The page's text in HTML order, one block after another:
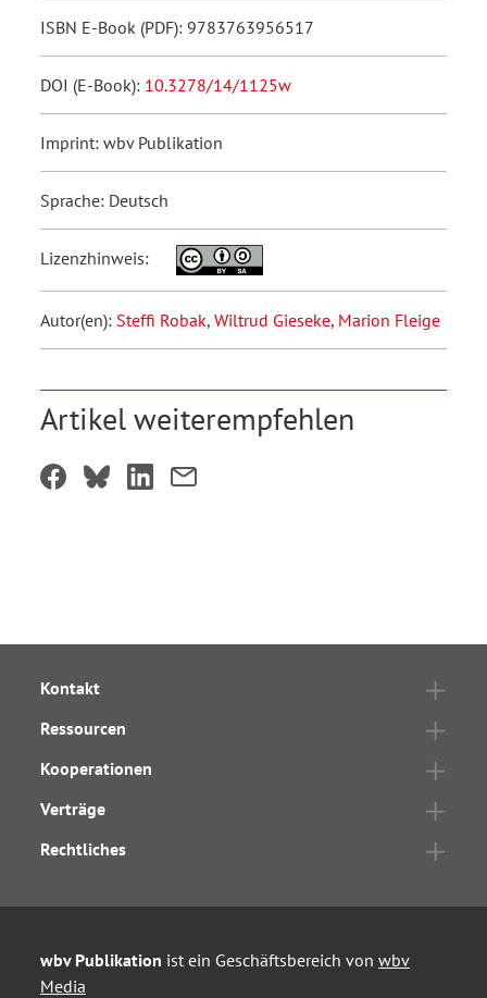
ISBN E-Book (PDF): 9783763956517
DOI (E-Book): 10.3278/14/1125w
Imprint: wbv Publikation
Sprache: Deutsch
Lizenzhinweis:
Autor(en): Steffi Robak, Wiltrud Gieseke, Marion Fleige
Artikel weiterempfehlen
Kontakt
Ressourcen
Kooperationen
Verträge
Rechtliches
wbv Publikation ist ein Geschäftsbereich von wbv
Media